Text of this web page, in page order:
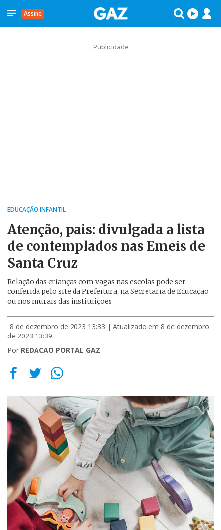
Assine
Publicidade
EDUCAÇÃO INFANTIL
Atenção, pais: divulgada a lista
de contemplados nas Emeis de
Santa Cruz
Relação das crianças com vagas nas escolas pode ser
conferida pelo site da Prefeitura, na Secretaria de Educação
ou nos murais das instituições
8 de dezembro de 2023 13:33 | Atualizado em 8 de dezembro
de 2023 13:39
Por REDACAO PORTAL GAZ